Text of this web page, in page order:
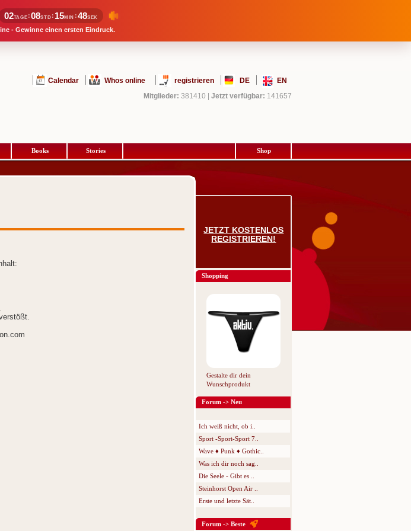
02TAGE :08STD : 15MIN :47SEK
- Gewinne einen ersten Eindruck.
Calendar Whos online registrieren DE
EN
Mitglieder: 381410 Jetzt verfügbar: 141657
Books Stories Shop
JETZT KOSTENLOS
REGISTRIEREN!
Shopping
Gestalte dir dein
Wunschprodukt
Forum -> Neu
Ich weiß nicht, ob i..
Sport -Sport-Sport 7..
Wave ♦ Punk ♦ Gothic..
Was ich dir noch sag..
Die Seele - Gibt es ..
Steinhorst Open Air ..
Erste und letzte Sät..
Forum -> Beste